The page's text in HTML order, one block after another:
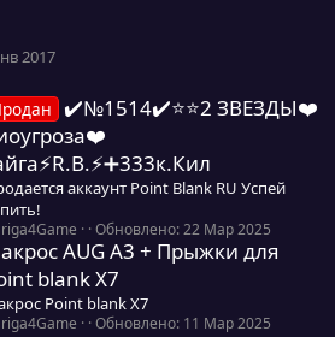
2017
✔️№1514✔️⭐️⭐️2 ЗВЕЗДЫ❤️
аккаунт Point Blank RU Успей
0
,
0
з
в
Обновлено:22 Мар 2025
AUG A3 + Прыжки для
blank Х7
Point blank Х7
0Обновлено: 11 Мар 2025